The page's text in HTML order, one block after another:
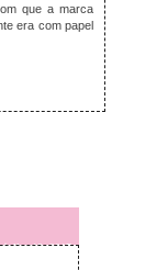
que a marca
era com papel
julho 18, 2017